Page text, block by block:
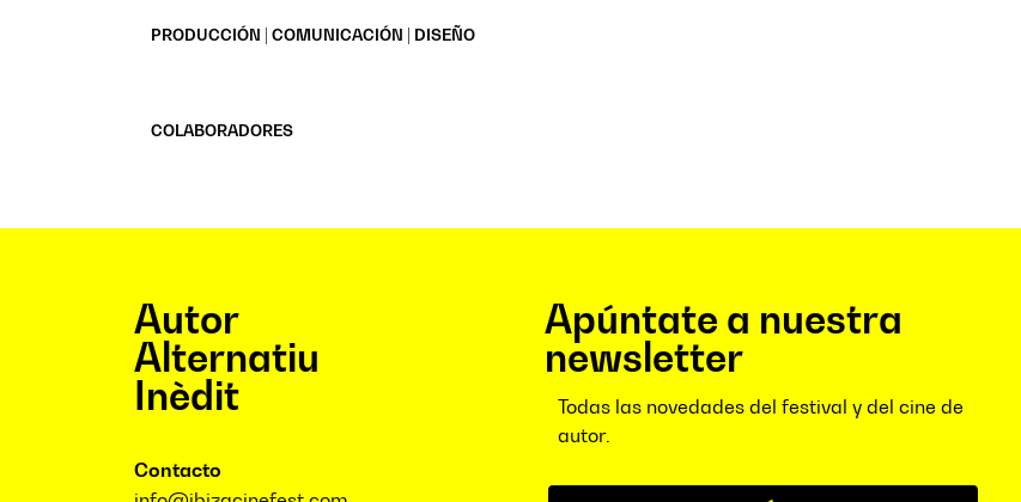
PRODUCCIÓN | COMUNICACIÓN | DISEÑO
COLABORADORES
Autor
Alternatiu
Inèdit
Contacto
Apúntate a nuestra
newsletter
Todas las novedades del festival y del cine de
autor.